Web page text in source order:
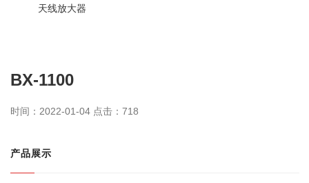
天线放大器
BX-1100
时间：2022-01-04 点击： 718
产品展示